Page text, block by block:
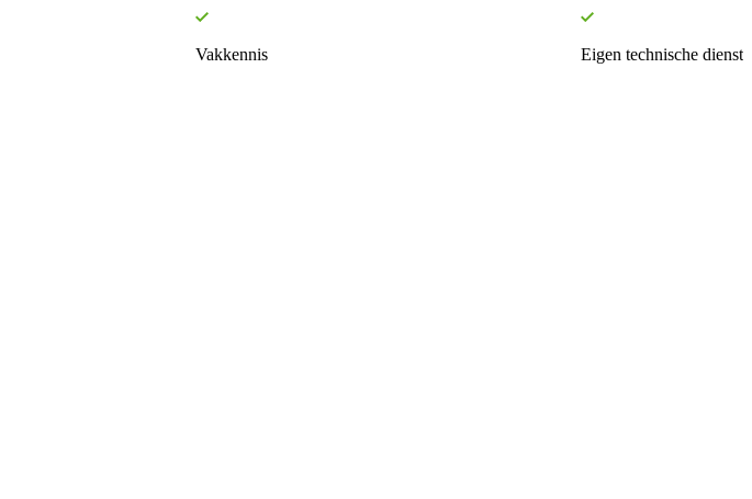
Vakkennis Eigen technische dienst